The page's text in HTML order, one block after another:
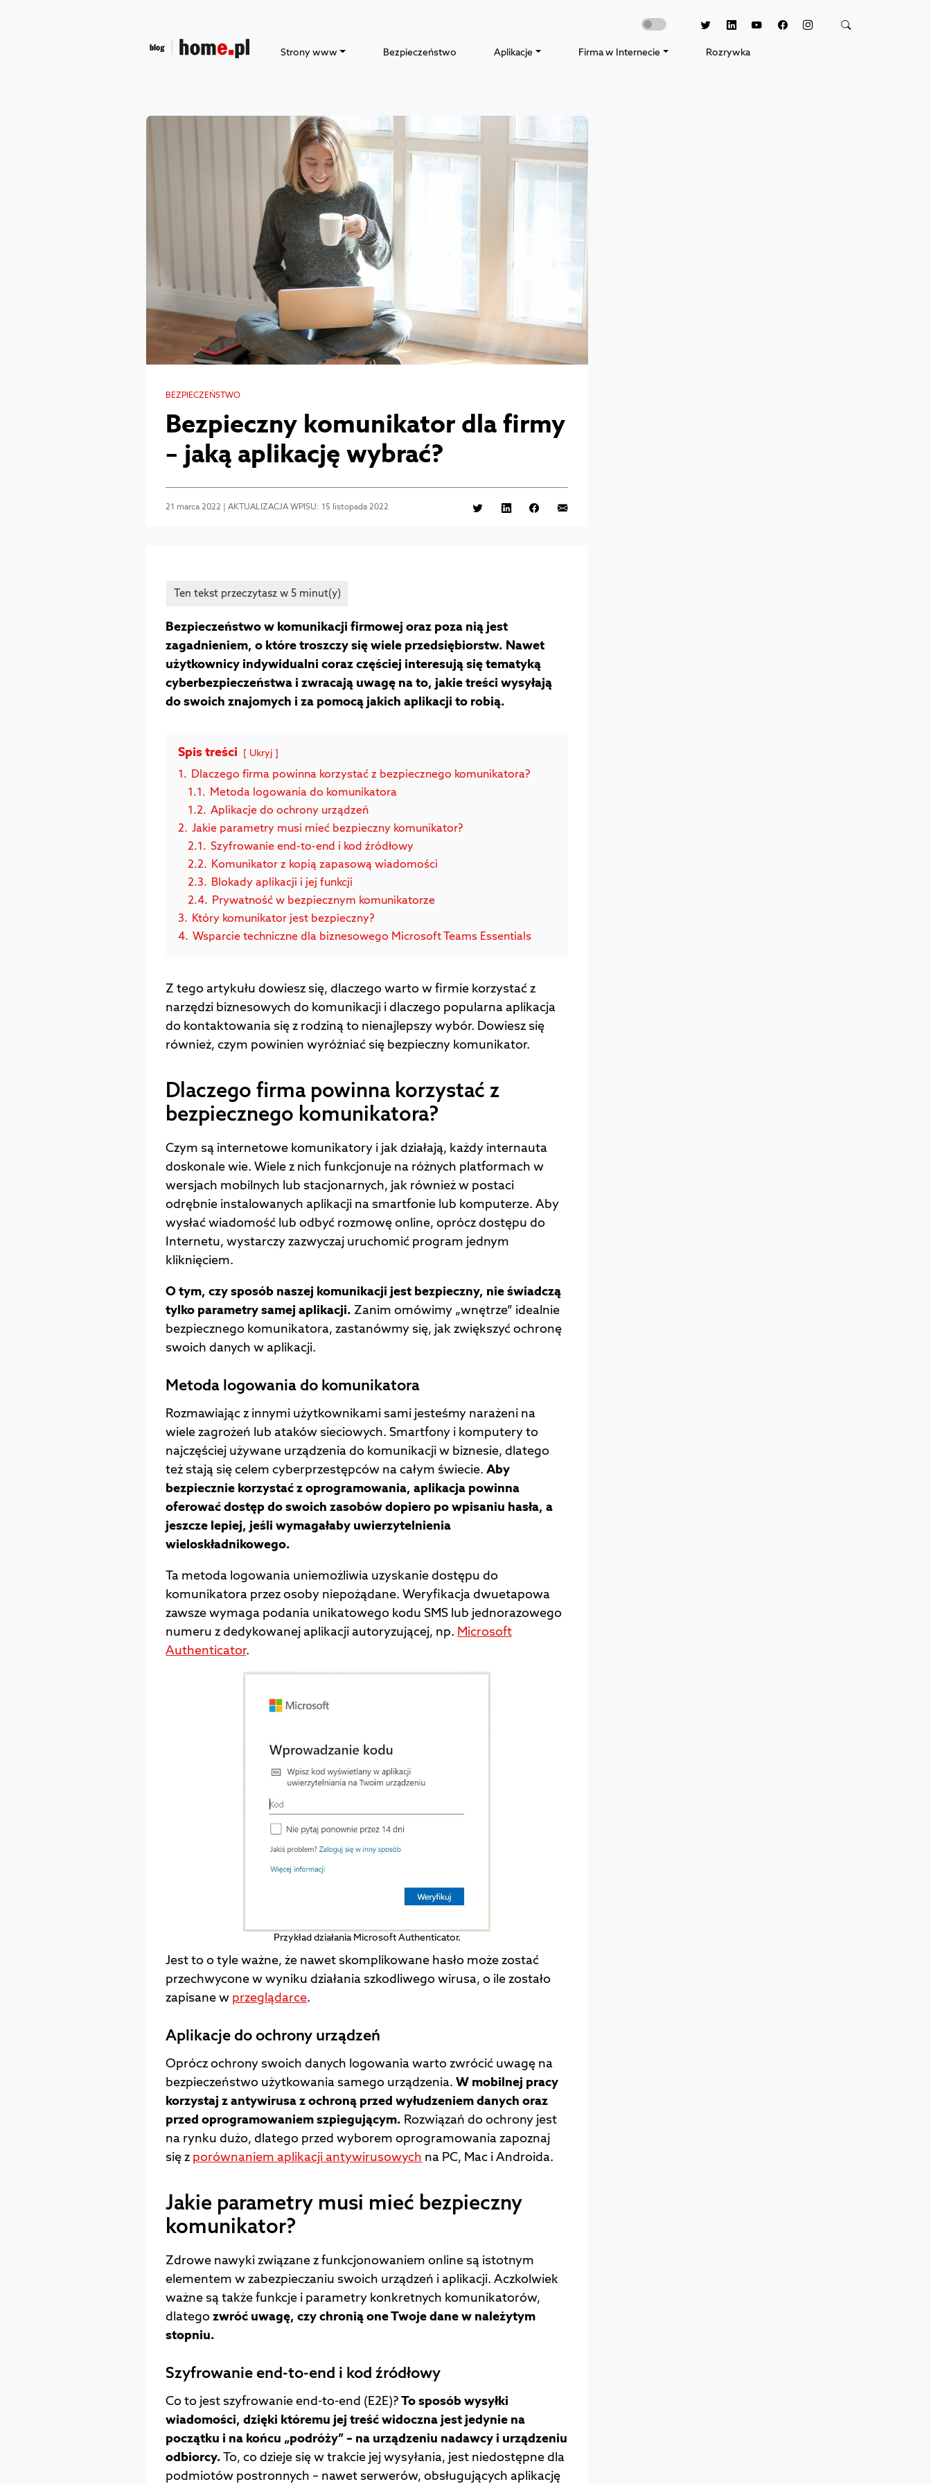
Strony www Bezpieczeństwo Aplikacje Firma w Internecie Rozrywka
BEZPIECZEŃSTWO
Bezpieczny komunikator dla firmy
– jaką aplikację wybrać?
21 marca 2022 | AKTUALIZACJA WPISU: 15 listopada 2022
Bezpieczeństwo w komunikacji firmowej oraz poza nią jest
zagadnieniem, o które troszczy się wiele przedsiębiorstw. Nawet
użytkownicy indywidualni coraz częściej interesują się tematyką
cyberbezpieczeństwa i zwracają uwagę na to, jakie treści wysyłają
do swoich znajomych i za pomocą jakich aplikacji to robią.
Spis treści Ukryj
1. Dlaczego firma powinna korzystać z bezpiecznego komunikatora?
1.1. Metoda logowania do komunikatora
1.2. Aplikacje do ochrony urządzeń
2. Jakie parametry musi mieć bezpieczny komunikator?
2.1. Szyfrowanie end-to-end i kod źródłowy
2.2. Komunikator z kopią zapasową wiadomości
2.3. Blokady aplikacji i jej funkcji
2.4. Prywatność w bezpiecznym komunikatorze
3. Który komunikator jest bezpieczny?
4. Wsparcie techniczne dla biznesowego Microsoft Teams Essentials
Z tego artykułu dowiesz się, dlaczego warto w firmie korzystać z
narzędzi biznesowych do komunikacji i dlaczego popularna aplikacja
do kontaktowania się z rodziną to nienajlepszy wybór. Dowiesz się
również, czym powinien wyróżniać się bezpieczny komunikator.
Dlaczego firma powinna korzystać z
bezpiecznego komunikatora?
Czym są internetowe komunikatory i jak działają, każdy internauta
doskonale wie. Wiele z nich funkcjonuje na różnych platformach w
wersjach mobilnych lub stacjonarnych, jak również w postaci
odrębnie instalowanych aplikacji na smartfonie lub komputerze. Aby
wysłać wiadomość lub odbyć rozmowę online, oprócz dostępu do
Internetu, wystarczy zazwyczaj uruchomić program jednym
kliknięciem.
O tym, czy sposób naszej komunikacji jest bezpieczny, nie świadczą
tylko parametry samej aplikacji. Zanim omówimy „wnętrze” idealnie
bezpiecznego komunikatora, zastanówmy się, jak zwiększyć ochronę
swoich danych w aplikacji.
Metoda logowania do komunikatora
Rozmawiając z innymi użytkownikami sami jesteśmy narażeni na
wiele zagrożeń lub ataków sieciowych. Smartfony i komputery to
najczęściej używane urządzenia do komunikacji w biznesie, dlatego
też stają się celem cyberprzestępców na całym świecie.Aby
bezpiecznie korzystać z oprogramowania, aplikacja powinna
oferować dostęp do swoich zasobów dopiero po wpisaniu hasła, a
jeszcze lepiej, jeśli wymagałaby uwierzytelnienia
wieloskładnikowego.
Ta metoda logowania uniemożliwia uzyskanie dostępu do
komunikatora przez osoby niepożądane. Weryfikacja dwuetapowa
zawsze wymaga podania unikatowego kodu SMS lub jednorazowego
numeru z dedykowanej aplikacji autoryzującej, np. Microsoft
Authenticator.
Przykład działania Microsoft Authenticator.
Jest to o tyle ważne, że nawet skomplikowane hasło może zostać
przechwycone w wyniku działania szkodliwego wirusa, o ile zostało
zapisane w przeglądarce.
Aplikacje do ochrony urządzeń
Oprócz ochrony swoich danych logowania warto zwrócić uwagę na
bezpieczeństwo użytkowania samego urządzenia.W mobilnej pracy
korzystaj z antywirusa z ochroną przed wyłudzeniem danych oraz
przed oprogramowaniem szpiegującym. Rozwiązań do ochrony jest
na rynku dużo, dlatego przed wyborem oprogramowania zapoznaj
się z porównaniem aplikacji antywirusowych na PC, Mac i Androida.
Jakie parametry musi mieć bezpieczny
komunikator?
Zdrowe nawyki związane z funkcjonowaniem online są istotnym
elementem w zabezpieczaniu swoich urządzeń i aplikacji. Aczkolwiek
ważne są także funkcje i parametry konkretnych komunikatorów,
dlategozwróć uwagę, czy chronią one Twoje dane w należytym
stopniu.
Szyfrowanie end-to-end i kod źródłowy
Co to jest szyfrowanie end-to-end (E2E)?To sposób wysyłki
wiadomości, dzięki któremu jej treść widoczna jest jedynie na
początku i na końcu „podróży” – na urządzeniu nadawcy i urządzeniu
odbiorcy.To, co dzieje się w trakcie jej wysyłania, jest niedostępne dla
podmiotów postronnych – nawet serwerów, obsługujących aplikację